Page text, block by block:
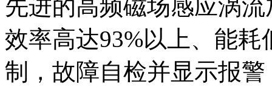
先进的高频磁场感应涡
效率高达93%以上、能
制，故障自检并显示报